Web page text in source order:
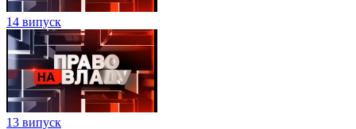
14 випуск
13 випуск